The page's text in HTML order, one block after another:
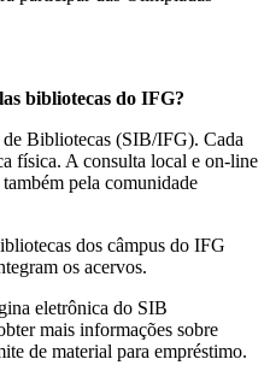
bibliotecas do IFG?
Bibliotecas (SIB/IFG). Cada
física. A consulta local e on-line
pela comunidade
dos câmpus do IFG
os acervos.
eletrônica do SIB
mais informações sobre
de material para empréstimo.